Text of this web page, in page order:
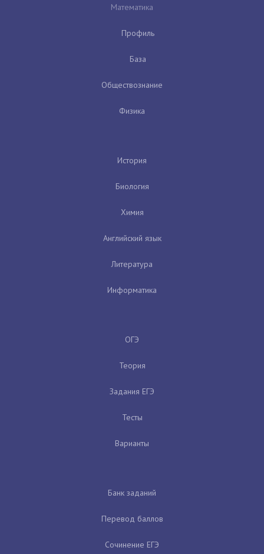
Математика
Профиль
База
Обществознание
Физика
История
Биология
Химия
Английский язык
Литература
Информатика
ОГЭ
Теория
Задания ЕГЭ
Тесты
Варианты
Банк заданий
Перевод баллов
Сочинение ЕГЭ